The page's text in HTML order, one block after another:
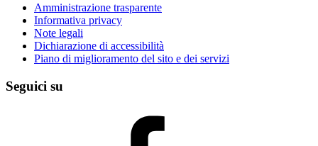
Amministrazione trasparente
Informativa privacy
Note legali
Dichiarazione di accessibilità
Piano di miglioramento del sito e dei servizi
Seguici su